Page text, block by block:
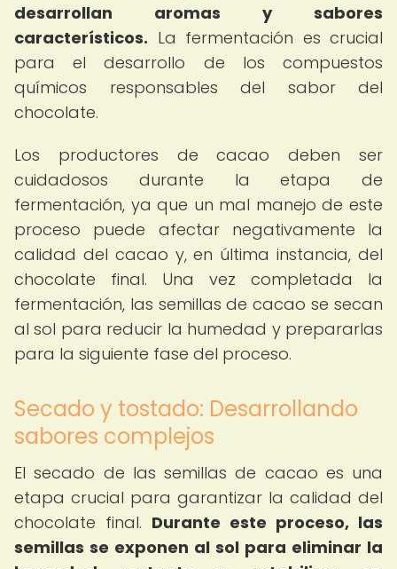
desarrollan aromas y sabores
característicos. La fermentación es crucial
para el desarrollo de los compuestos
químicos responsables del sabor del
chocolate.
Los productores de cacao deben ser
cuidadosos durante la etapa de
fermentación, ya que un mal manejo de este
proceso puede afectar negativamente la
calidad del cacao y, en última instancia, del
chocolate final. Una vez completada la
fermentación, las semillas de cacao se secan
al sol para reducir la humedad y prepararlas
para la siguiente fase del proceso.
Secado y tostado: Desarrollando
sabores complejos
El secado de las semillas de cacao es una
etapa crucial para garantizar la calidad del
chocolate final. Durante este proceso, las
semillas se exponen al sol para eliminar la